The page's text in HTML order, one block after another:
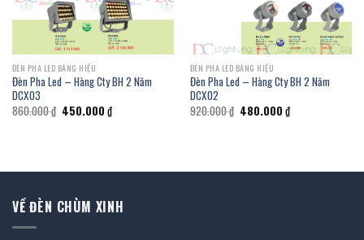
ĐÈN PHA LED BẢNG HIỆU
Đèn Pha Led – Hàng Cty BH 2 Năm
DCX03
860.000₫ Giá
gốc
450.000 ₫Giá
hiện
ĐÈN PHA LED BẢNG HIỆU
Đèn Pha Led – Hàng Cty BH 2 Năm
DCX02
920.000₫ Giá
gốc
480.000 ₫Giá
hiện
VỀ ĐÈN CHÙM XINH